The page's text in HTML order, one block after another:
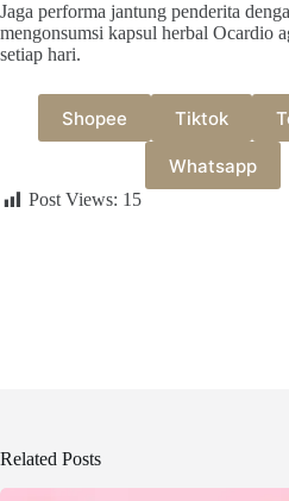
Jaga performa jantung penderita
mengonsumsi kapsul herbal Ocardio
setiap hari.
Shopee Tiktok
Whatsapp
Post Views: 15
Related Posts